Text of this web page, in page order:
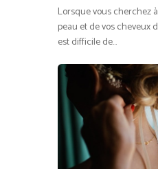
Lorsque vous cherchez
peau et de vos cheveux
est difficile de…